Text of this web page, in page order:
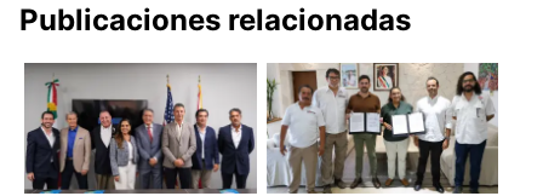
Publicaciones relacionadas